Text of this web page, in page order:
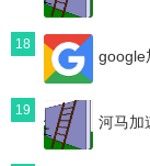
18
google
19
河马加